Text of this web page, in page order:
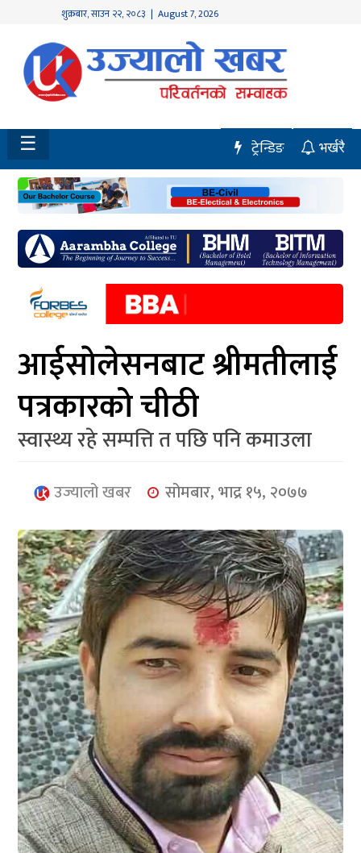
शुक्रबार,साउन २२, २०८३ | August 7, 2026
होमपेज
नवलपुर
विशेष
मध्य
नेपाल
चितवन
सेरोफेरो
समाचार
आर्थिक
मनोरञ्जन
खेलकुद
अन्तर्राष्ट्रिय/
युनिकोड
☰ भर्खरै
ट्रेन्डिङ
आईसाेलेसनबाट श्रीमतीलाई
पत्रकारको चीठी
स्वास्थ्य रहे सम्पत्ति त पछि पनि कमाउला
उज्यालो खबर सोमबार, भाद्र १५, २०७७